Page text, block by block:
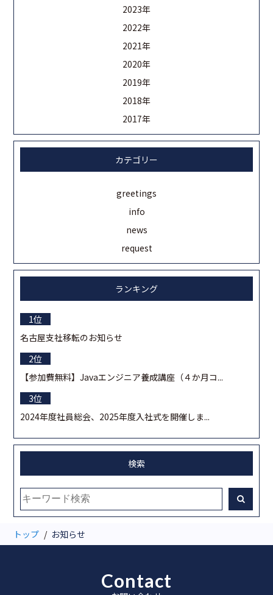
2023年
2022年
2021年
2020年
2019年
2018年
2017年
カテゴリー
greetings
info
news
request
ランキング
名古屋支社移転のお知らせ
【参加費無料】Javaエンジニア養成講座（４か月コ...
2024年度社員総会、2025年度入社式を開催しま...
検索
トップ お知らせ
Contact